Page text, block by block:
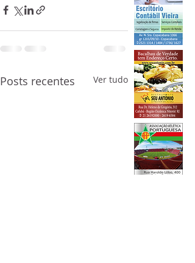
Posts recentes Ver tudo